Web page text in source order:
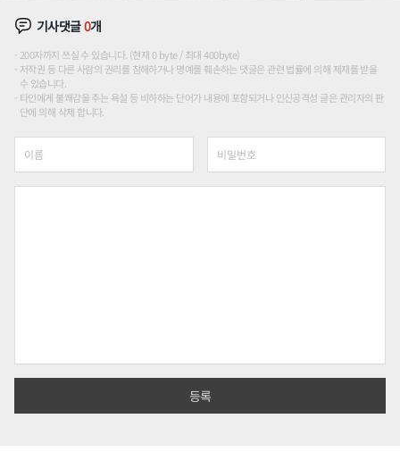
기사댓글0개
200자까지 쓰실 수 있습니다. (현재 0 byte / 최대 400byte)
저작권 등 다른 사람의 권리를 침해하거나 명예를 훼손하는 댓글은 관련 법률에 의해 제재를 받을
수 있습니다.
타인에게 불쾌감을 주는 욕설 등 비하하는 단어가 내용에 포함되거나 인신공격성 글은 관리자의 판
단에 의해 삭제 합니다.